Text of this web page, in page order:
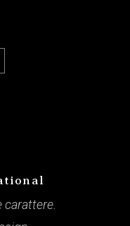
carattere.